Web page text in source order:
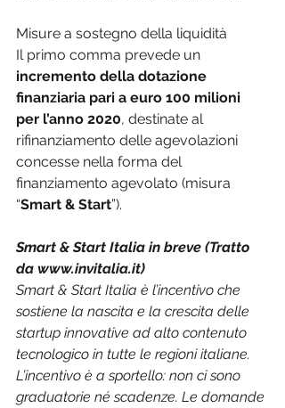
Misure a sostegno della liquidità
Il primo comma prevede un
incremento della dotazione
finanziaria pari a euro 100 milioni
per l’anno 2020, destinate al
rifinanziamento delle agevolazioni
concesse nella forma del
finanziamento agevolato (misura
“Smart & Start”).
Smart & Start Italia in breve (Tratto
da www.invitalia.it)
Smart & Start Italia è l’incentivo che
sostiene la nascita e la crescita delle
startup innovative ad alto contenuto
tecnologico in tutte le regioni italiane.
L’incentivo è a sportello: non ci sono
graduatorie né scadenze. Le domande